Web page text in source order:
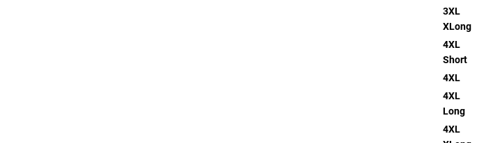
3XL
XLong
4XL
Short
4XL
4XL
Long
4XL